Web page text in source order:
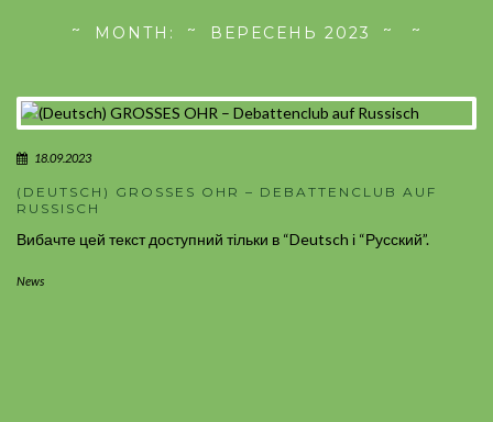
MONTH: ВЕРЕСЕНЬ 2023
18.09.2023
(DEUTSCH) GROSSES OHR – DEBATTENCLUB AUF
RUSSISCH
Вибачте цей текст доступний тільки в “Deutsch і “Русский”.
News